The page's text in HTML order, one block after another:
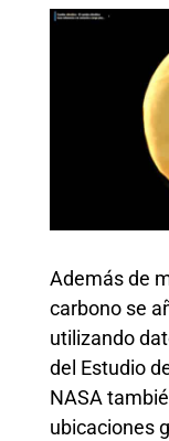
Además de
carbono se
utilizando
del Estudio
NASA
ubicaciones